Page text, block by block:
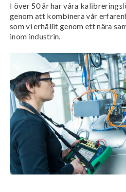
I över 50 år har våra
genom att kombinera vår
som vi erhållit genom ett nära
inom industrin.